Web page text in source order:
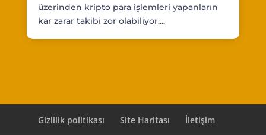
üzerinden kripto para işlemleri yapanların
kar zarar takibi zor olabiliyor....
Gizlilik politikası Site Haritası İletişim